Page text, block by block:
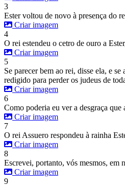
3
Ester voltou de novo à presença do
Criar imagem
4
O rei estendeu o cetro de ouro a
Criar imagem
5
Se parecer bem ao rei, disse ela, e
redigido para perder os judeus de
Criar imagem
6
Como poderia eu ver a desgraça
Criar imagem
7
O rei Assuero respondeu à rainha
Criar imagem
8
Escrevei, portanto, vós mesmos, em
Criar imagem
9